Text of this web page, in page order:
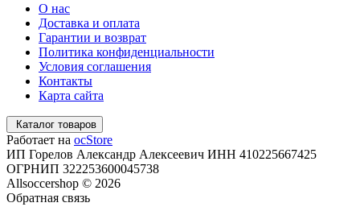
О нас
Доставка и оплата
Гарантии и возврат
Политика конфиденциальности
Условия соглашения
Контакты
Карта сайта
Каталог товаров
Работает на ocStore
ИП Горелов Александр Алексеевич ИНН 410225667425
ОГРНИП 322253600045738
Allsoccershop © 2026
Обратная связь